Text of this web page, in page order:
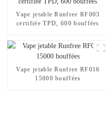
Vape jetable Runfree RF003
certifiée TPD, 600 bouffées
Vape jetable Runfree RF016
15000 bouffées